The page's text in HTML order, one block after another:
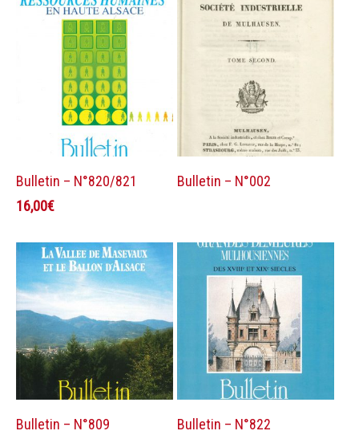
Ajouter au panier
Bulletin – N°820/821
16,00€
Lire la suite
Bulletin – N°002
Ajouter au panier
Bulletin – N°809
Ajouter au panier
Bulletin – N°822